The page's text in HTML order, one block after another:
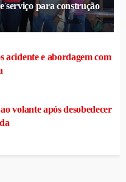
serviço para construção
acidente e abordagem com
volante após desobedecer